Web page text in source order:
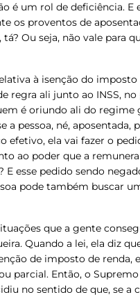
é um rol de deficiência. E
os proventos de
Ou seja, não vale para
à isenção do imposto
regra ali junto ao INSS,
é oriundo ali do regime
a pessoa, né, aposentada,
efetivo, ela vai fazer o
ao poder que a
E esse pedido sendo
pode também buscar
que a gente
Quando a lei, ela diz
de imposto de renda,
parcial. Então, o
no sentido de que, se a